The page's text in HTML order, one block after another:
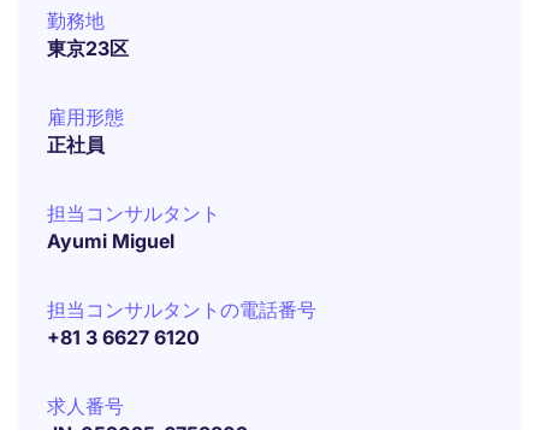
勤務地
東京23区
雇用形態
正社員
担当コンサルタント
Ayumi Miguel
担当コンサルタントの電話番号
+81 3 6627 6120
求人番号